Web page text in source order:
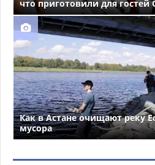
что приготовили для гостей
Как в Астане очищают реку
мусора